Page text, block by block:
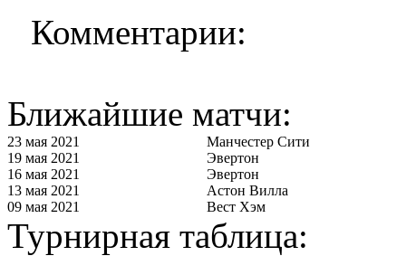
Комментарии:
Ближайшие матчи:
23 мая 2021
Манчестер Сити
19 мая 2021
Эвертон
16 мая 2021
Эвертон
13 мая 2021
Астон Вилла
09 мая 2021
Вест Хэм
Турнирная таблица: